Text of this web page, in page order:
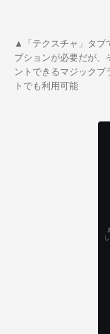
▲「テクスチャ」タブ
プションが必要だが、
ントできるマジック
トでも利用可能